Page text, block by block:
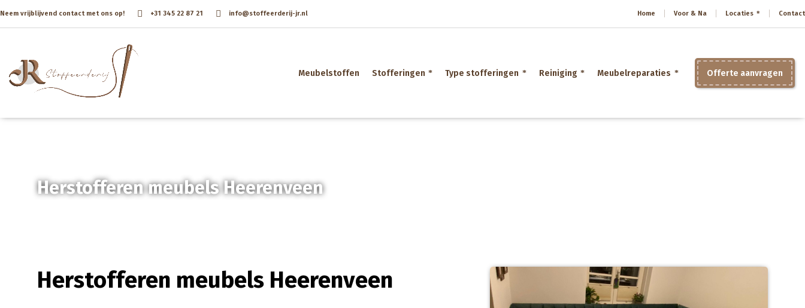
Neem vrijblijvend contact met ons op! +31 345 22 87 21 info@stoffeerderij-jr.nl Home Voor & Na Locaties Contact
Offerte aanvragen
Meubelstoffen Stofferingen Type stofferingen Reiniging Meubelreparaties
Herstofferen meubels Heerenveen
Herstofferen meubels Heerenveen